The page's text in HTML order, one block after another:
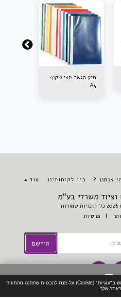
אתר זה משתמש ב"עוגיות" (Cookie) על-מנת להבטיח שתהנה מהחוויה
שלך.
תיק הגשה חצי שקוף
A4
וציוד משרדי בע"מ
| פרטיות
אנחנו ? בין לקוחותינו עוד
הירשם
צור קשר